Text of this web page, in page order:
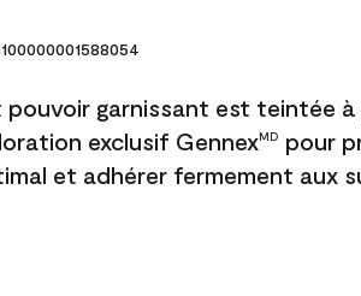
garnissant est teintée
exclusif GennexMD pour
et adhérer fermement aux